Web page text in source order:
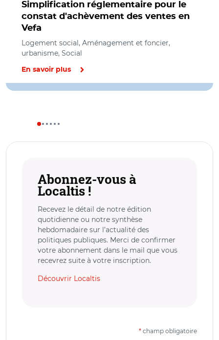
Simplification réglementaire pour le
constat d'achèvement des ventes en
Vefa
Logement social, Aménagement et foncier,
urbanisme, Social
En savoir plus
Abonnez-vous à
Localtis !
Recevez le détail de notre édition
quotidienne ou notre synthèse
hebdomadaire sur l’actualité des
politiques publiques. Merci de confirmer
votre abonnement dans le mail que vous
recevrez suite à votre inscription.
Découvrir Localtis
* champ obligatoire